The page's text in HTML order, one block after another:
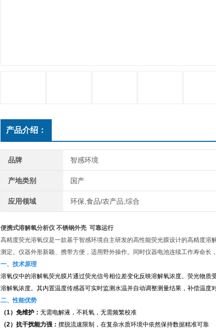
产品介绍：
品牌 智感环境
产地类别 国产
应用领域 环保,食品/农产品,综合
便携式溶解氧分析仪 不锈钢外壳 可靠运行
高精度荧光溶氧仪是一款基于智感环境自主研发的高性能荧光膜设计的高精度溶
测定。仪器外形新颖、携带方便，适用野外操作。同时仪器电池连续工作寿命长
一、技术原理
溶氧仪中的溶解氧荧光膜片通过荧光信号相位差变化反映溶解氧浓度。荧光物质
溶解氧浓度。其内置温度传感器可实时监测水温并自动调整测量结果，补偿温度
二、性能优势
（1）免维护： 无需电解液，不耗氧，无需频繁校准
（2）抗干扰能力强： 摆脱流速限制，在复杂水质环境中依然保持数据精准可靠